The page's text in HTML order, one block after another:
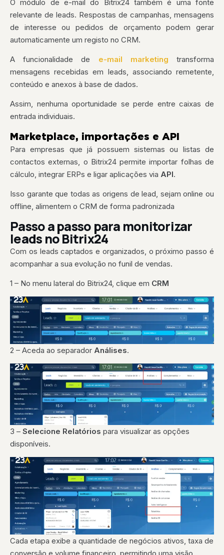
O módulo de e-mail do Bitrix24 também é uma fonte
relevante de leads. Respostas de campanhas, mensagens
de interesse ou pedidos de orçamento podem gerar
automaticamente um registo no CRM.
A funcionalidade de e-mail marketing transforma
mensagens recebidas em leads, associando remetente,
conteúdo e anexos à base de dados.
Assim, nenhuma oportunidade se perde entre caixas de
entrada individuais.
Marketplace, importações e API
Para empresas que já possuem sistemas ou listas de
contactos externas, o Bitrix24 permite importar folhas de
cálculo, integrar ERPs e ligar aplicações via API.
Isso garante que todas as origens de lead, sejam online ou
offline, alimentem o CRM de forma padronizada
Passo a passo para monitorizar
leads no Bitrix24
Com os leads captados e organizados, o próximo passo é
acompanhar a sua evolução no funil de vendas.
1 – No menu lateral do Bitrix24, clique em CRM
2 – Aceda ao separador Análises.
3 – Selecione Relatórios para visualizar as opções
disponíveis.
Cada etapa exibe a quantidade de negócios ativos, taxa de